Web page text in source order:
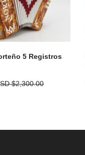
5 Registros
$2,300.00